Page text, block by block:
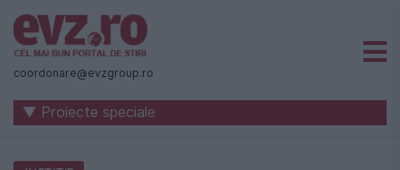
Știri
naționale
internaționale
coordonare@evzgroup.ro
▼ Proiecte speciale